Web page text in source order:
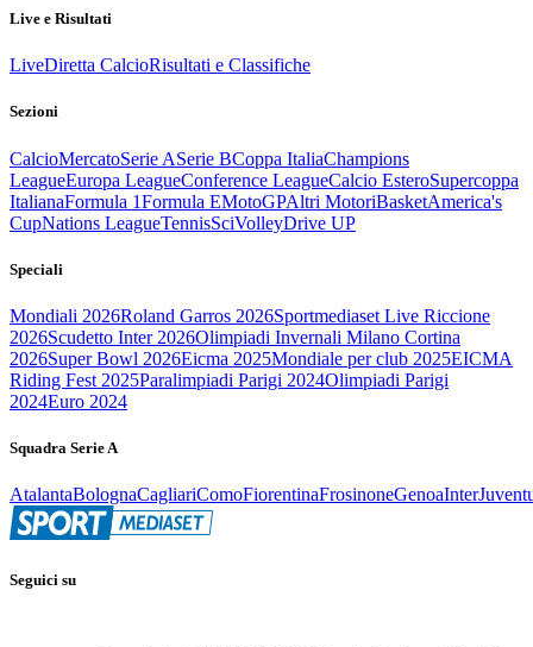
Live e Risultati
LiveDiretta CalcioRisultati e Classifiche
Sezioni
CalcioMercatoSerie ASerie BCoppa ItaliaChampions
LeagueEuropa LeagueConference LeagueCalcio EsteroSupercoppa
ItalianaFormula 1Formula EMotoGPAltri MotoriBasketAmerica's
CupNations LeagueTennisSciVolleyDrive UP
Speciali
Mondiali 2026Roland Garros 2026Sportmediaset Live Riccione
2026Scudetto Inter 2026Olimpiadi Invernali Milano Cortina
2026Super Bowl 2026Eicma 2025Mondiale per club 2025EICMA
Riding Fest 2025Paralimpiadi Parigi 2024Olimpiadi Parigi
2024Euro 2024
Squadra Serie A
AtalantaBolognaCagliariComoFiorentinaFrosinoneGenoaInter
Seguici su